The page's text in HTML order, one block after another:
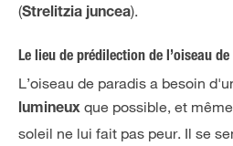
(Strelitzia juncea).
Le lieu de prédilection de l’oiseau
L’oiseau de paradis a besoin
lumineux que possible, et
soleil ne lui fait pas peur. Il se